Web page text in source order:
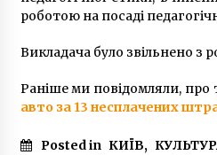
роботою на посаді
Викладача було звільнено з
Раніше ми повідомляли, про
авто за 13 несплачених
Posted in КИЇВ,